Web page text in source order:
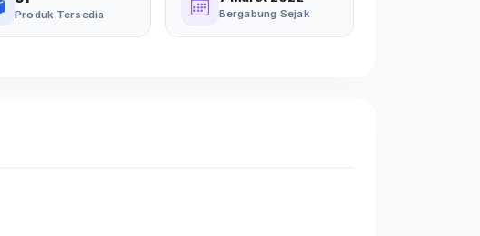
Produk Tersedia Bergabung Sejak